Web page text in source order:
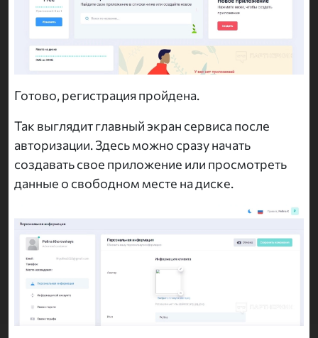
Готово, регистрация пройдена.
Так выглядит главный экран сервиса после
авторизации. Здесь можно сразу начать
создавать свое приложение или просмотреть
данные о свободном месте на диске.